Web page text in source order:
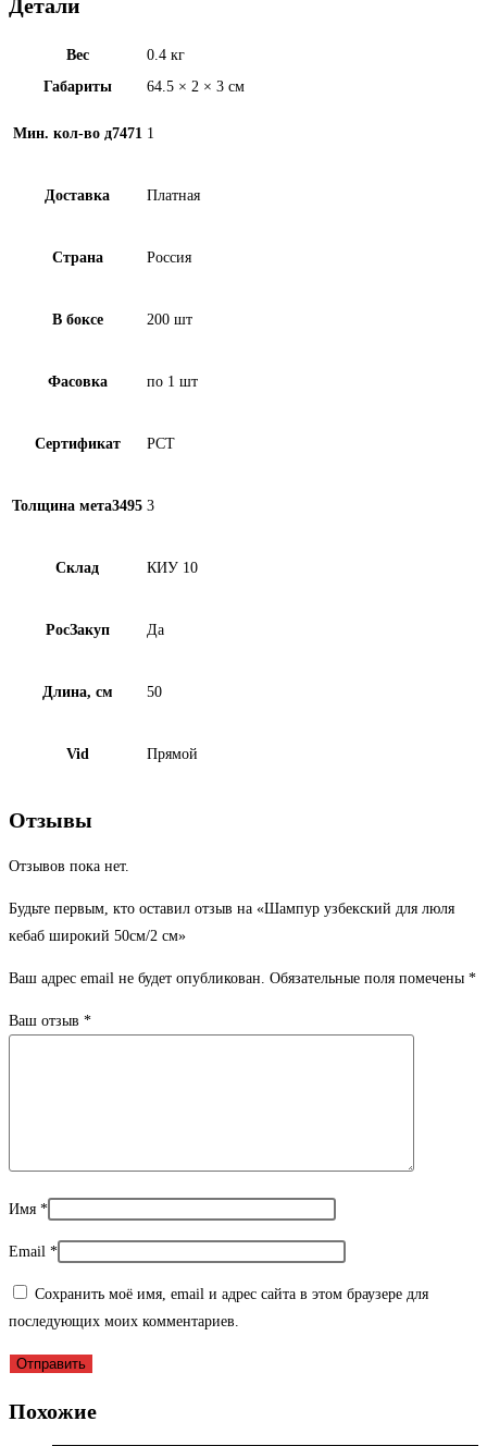
Детали
Вес
0.4 кг
Габариты
64.5 × 2 × 3 см
Мин. кол-во д7471 1
Доставка Платная
Страна Россия
В боксе 200 шт
Фасовка по 1 шт
Сертификат РСТ
Толщина мета3495 3
Склад КИУ 10
РосЗакуп Да
Длина, см 50
Vid Прямой
Отзывы
Отзывов пока нет.
Будьте первым, кто оставил отзыв на «Шампур узбекский для люля
кебаб широкий 50см/2 см»
Ваш адрес email не будет опубликован. Обязательные поля помечены *
Ваш отзыв *
Имя *
Email *
Сохранить моё имя, email и адрес сайта в этом браузере для
последующих моих комментариев.
Похожие